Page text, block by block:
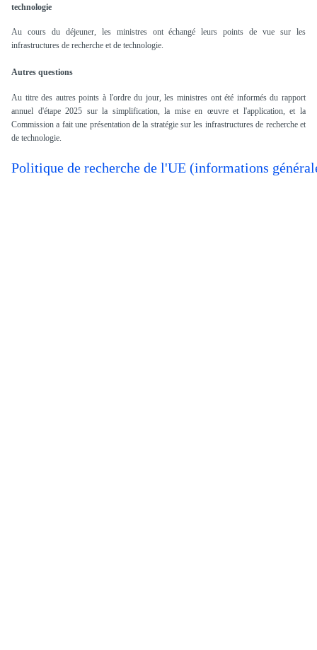
technologie
Au cours du déjeuner, les ministres ont échangé leurs points de vue sur les
infrastructures de recherche et de technologie.
Autres questions
Au titre des autres points à l'ordre du jour, les ministres ont été informés du rapport
annuel d'étape 2025 sur la simplification, la mise en œuvre et l'application, et la
Commission a fait une présentation de la stratégie sur les infrastructures de recherche et
de technologie.
Politique de recherche de l'UE (informations